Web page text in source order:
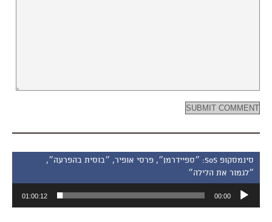
סינמסקופ 505: ״ספיידרמן״, פרסי אופיר, ״בוסית בהפרעה״,
״לגמור את הלילה״
אודיו
00:00
01:00:12